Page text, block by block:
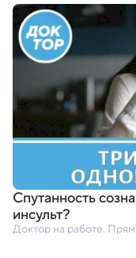
Спутанность
инсульт?
Доктор на работе.